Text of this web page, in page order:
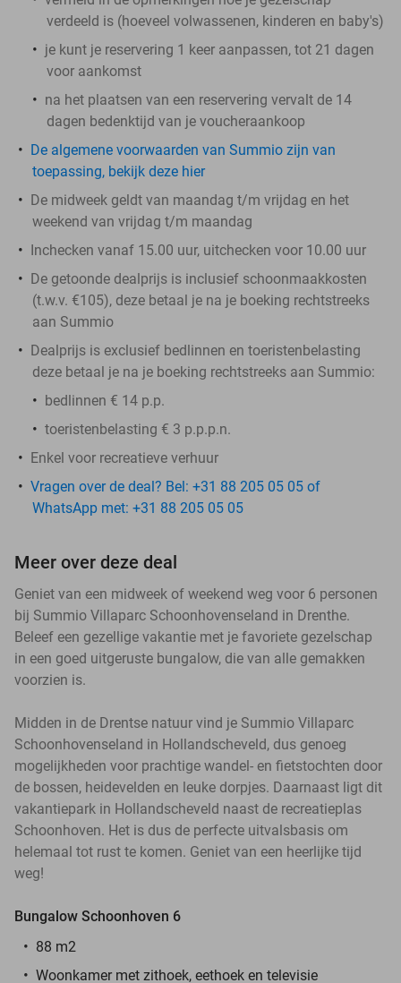
verdeeld is (hoeveel volwassenen, kinderen en baby's)
je kunt je reservering 1 keer aanpassen, tot 21 dagen
voor aankomst
na het plaatsen van een reservering vervalt de 14
dagen bedenktijd van je voucheraankoop
De algemene voorwaarden van Summio zijn van
toepassing, bekijk deze hier
De midweek geldt van maandag t/m vrijdag en het
weekend van vrijdag t/m maandag
Inchecken vanaf 15.00 uur, uitchecken voor 10.00 uur
De getoonde dealprijs is inclusief schoonmaakkosten
(t.w.v. €105), deze betaal je na je boeking rechtstreeks
aan Summio
Dealprijs is exclusief bedlinnen en toeristenbelasting
deze betaal je na je boeking rechtstreeks aan Summio:
bedlinnen € 14 p.p.
toeristenbelasting € 3 p.p.p.n.
Enkel voor recreatieve verhuur
Vragen over de deal? Bel: +31 88 205 05 05 of
WhatsApp met: +31 88 205 05 05
Meer over deze deal
Geniet van een midweek of weekend weg voor 6 personen
bij Summio Villaparc Schoonhovenseland in Drenthe.
Beleef een gezellige vakantie met je favoriete gezelschap
in een goed uitgeruste bungalow, die van alle gemakken
voorzien is.
Midden in de Drentse natuur vind je Summio Villaparc
Schoonhovenseland in Hollandscheveld, dus genoeg
mogelijkheden voor prachtige wandel- en fietstochten door
de bossen, heidevelden en leuke dorpjes. Daarnaast ligt dit
vakantiepark in Hollandscheveld naast de recreatieplas
Schoonhoven. Het is dus de perfecte uitvalsbasis om
helemaal tot rust te komen. Geniet van een heerlijke tijd
weg!
Bungalow Schoonhoven 6
88 m2
Woonkamer met zithoek, eethoek en televisie